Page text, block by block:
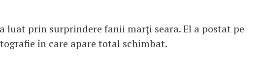
luat prin surprindere fanii marţi seara. El a postat pe
în care apare total schimbat.